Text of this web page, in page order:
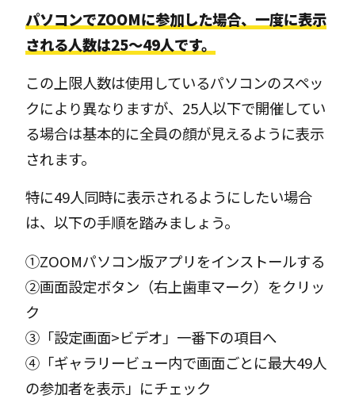
パソコンでZOOMに参加した場合、一度に表示
される人数は25〜49人です。
この上限人数は使用しているパソコンのスペッ
クにより異なりますが、25人以下で開催してい
る場合は基本的に全員の顔が見えるように表示
されます。
特に49人同時に表示されるようにしたい場合
は、以下の手順を踏みましょう。
①ZOOMパソコン版アプリをインストールする
②画面設定ボタン（右上歯車マーク）をクリッ
ク
③「設定画面>ビデオ」一番下の項目へ
④「ギャラリービュー内で画面ごとに最大49人
の参加者を表示」にチェック